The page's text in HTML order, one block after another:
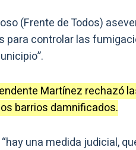
(Frente de Todos)
para controlar las
Martínez rechazó
barrios damnificados.
una medida judicial,